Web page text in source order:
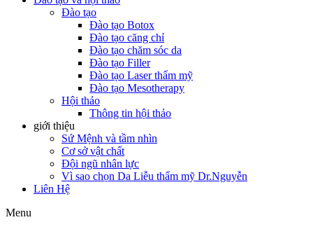
Đào tạo
Đào tạo Botox
Đào tạo căng chỉ
Đào tạo chăm sóc da
Đào tạo Filler
Đào tạo Laser thẩm mỹ
Đào tạo Mesotherapy
Hội thảo
Thông tin hội thảo
giới thiệu
Sứ Mệnh và tầm nhìn
Cơ sở vật chất
Đội ngũ nhân lực
Vì sao chọn Da Liễu thẩm mỹ Dr.Nguyễn
Liên Hệ
Menu